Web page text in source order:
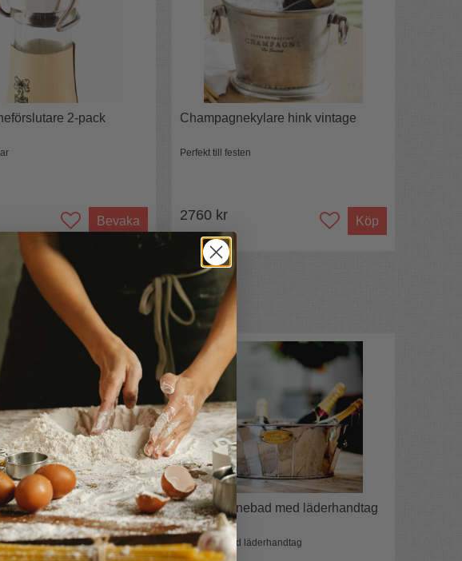
2-pack
Bevaka
Champagnekylare hink vintage
Perfekt till festen
2760 kr Köp
med horn Champagnebad med läderhandtag
Flaskbad med läderhandtag